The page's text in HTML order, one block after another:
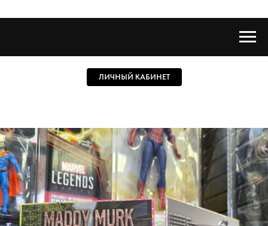
ЛИЧНЫЙ КАБИНЕТ